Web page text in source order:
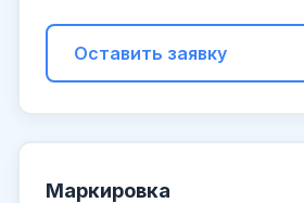
Оставить заявку
Маркировка